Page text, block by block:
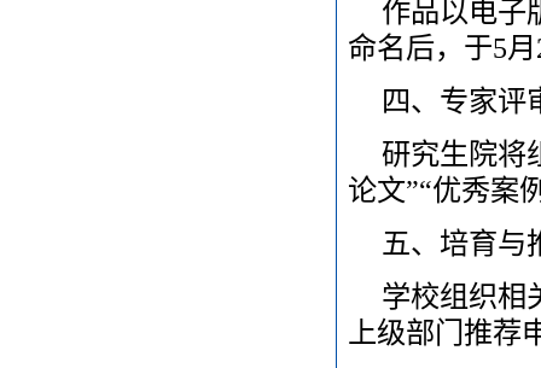
作品以电子
命名后，于5
四、专家评
研究生院将
论文”“优秀案
五、培育与
学校组织相
上级部门推荐